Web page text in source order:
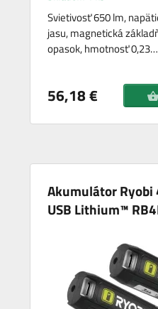
Svietivosť 650 lm,
jasu, magnetická
opasok, hmotnosť 0,23…
56,18 €
Akumulátor Ryobi
USB Lithium™